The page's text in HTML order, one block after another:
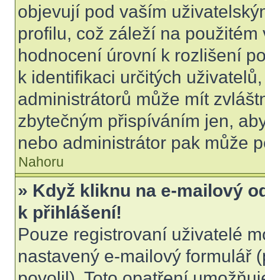
objevují pod vaším
profilu, což záleží na
hodnocení úrovní k rozlišení
k identifikaci určitých
administrátorů může mít
zbytečným přispíváním jen,
nebo administrátor pak může
Nahoru
» Když kliknu na e-mailový
k přihlášení!
Pouze registrovaní uživatelé
nastavený e-mailový formulář